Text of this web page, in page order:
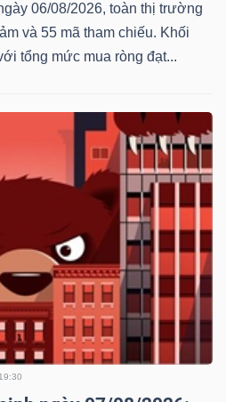
06/08/2026, toàn thị trường
và 55 mã tham chiếu. Khối
tổng mức mua ròng đạt...